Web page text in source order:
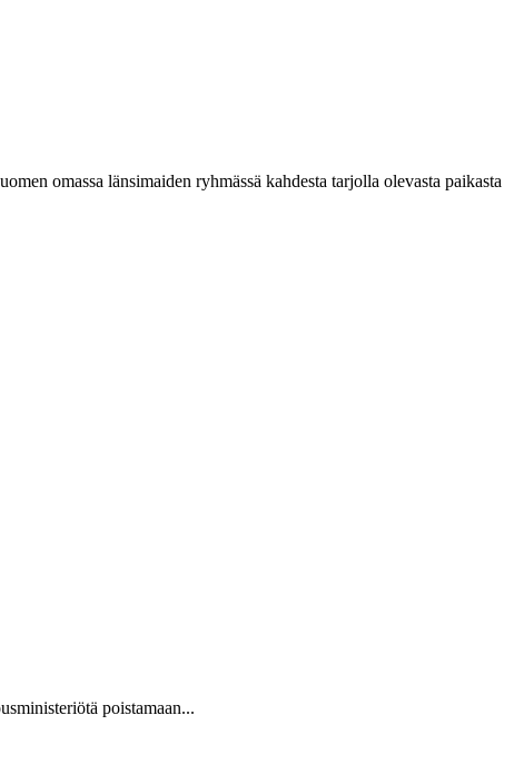
omassa länsimaiden ryhmässä kahdesta tarjolla olevasta paikasta
poistamaan...